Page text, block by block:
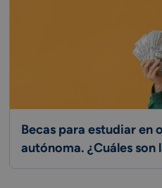
Becas para estudiar en
autónoma. ¿Cuáles son